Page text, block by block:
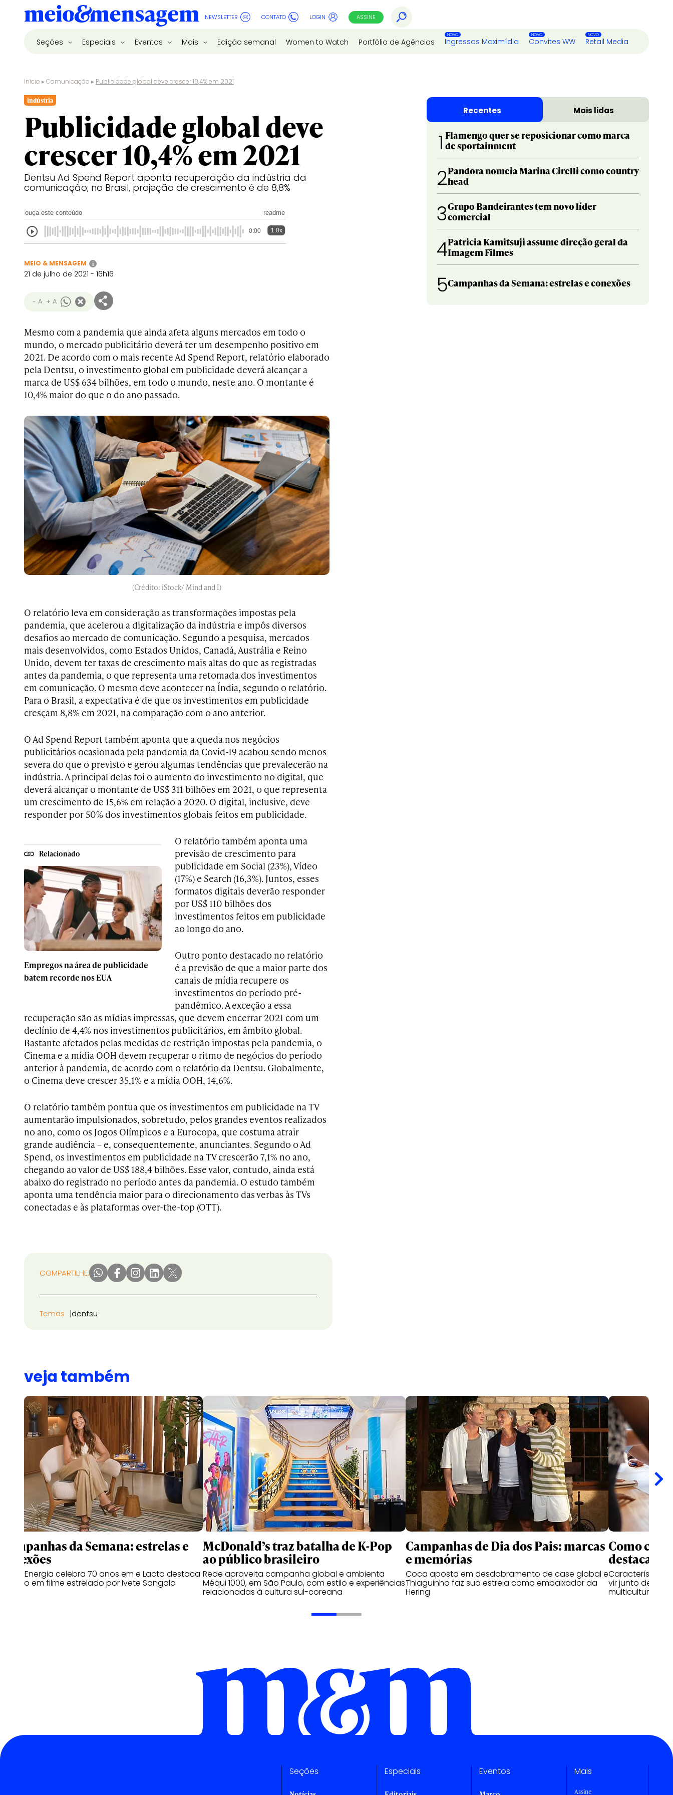
NEWSLETTER CONTATO LOGIN ASSINE
Seções Especiais Eventos Mais Edição semanal Women to Watch Portfólio de Agências Ingressos Maximídia Convites WW Retail Media
Início ▸Comunicação ▸ Publicidade global deve crescer 10,4% em 2021
indústria
Publicidade global deve
crescer 10,4% em 2021
Dentsu Ad Spend Report aponta recuperação da indústria da
comunicação; no Brasil, projeção de crescimento é de 8,8%
ouça este conteúdo readme
0:00 1.0x
MEIO & MENSAGEM i
21 de julho de 2021 - 16h16
- A + A
Mesmo com a pandemia que ainda afeta alguns mercados em todo o
mundo, o mercado publicitário deverá ter um desempenho positivo em
2021. De acordo com o mais recente Ad Spend Report, relatório elaborado
pela Dentsu, o investimento global em publicidade deverá alcançar a
marca de US$ 634 bilhões, em todo o mundo, neste ano. O montante é
10,4% maior do que o do ano passado.
(Crédito: iStock/ Mind and I)
O relatório leva em consideração as transformações impostas pela
pandemia, que acelerou a digitalização da indústria e impôs diversos
desafios ao mercado de comunicação. Segundo a pesquisa, mercados
mais desenvolvidos, como Estados Unidos, Canadá, Austrália e Reino
Unido, devem ter taxas de crescimento mais altas do que as registradas
antes da pandemia, o que representa uma retomada dos investimentos
em comunicação. O mesmo deve acontecer na Índia, segundo o relatório.
Para o Brasil, a expectativa é de que os investimentos em publicidade
cresçam 8,8% em 2021, na comparação com o ano anterior.
O Ad Spend Report também aponta que a queda nos negócios
publicitários ocasionada pela pandemia da Covid-19 acabou sendo menos
severa do que o previsto e gerou algumas tendências que prevalecerão na
indústria. A principal delas foi o aumento do investimento no digital, que
deverá alcançar o montante de US$ 311 bilhões em 2021, o que representa
um crescimento de 15,6% em relação a 2020. O digital, inclusive, deve
responder por 50% dos investimentos globais feitos em publicidade.
Relacionado
Empregos na área de publicidade
batem recorde nos EUA
O relatório também aponta uma
previsão de crescimento para
publicidade em Social (23%), Vídeo
(17%) e Search (16,3%). Juntos, esses
formatos digitais deverão responder
por US$ 110 bilhões dos
investimentos feitos em publicidade
ao longo do ano.
Outro ponto destacado no relatório
é a previsão de que a maior parte dos
canais de mídia recupere os
investimentos do período pré-
pandêmico. A exceção a essa
recuperação são as mídias impressas, que devem encerrar 2021 com um
declínio de 4,4% nos investimentos publicitários, em âmbito global.
Bastante afetados pelas medidas de restrição impostas pela pandemia, o
Cinema e a mídia OOH devem recuperar o ritmo de negócios do período
anterior à pandemia, de acordo com o relatório da Dentsu. Globalmente,
o Cinema deve crescer 35,1% e a mídia OOH, 14,6%.
O relatório também pontua que os investimentos em publicidade na TV
aumentarão impulsionados, sobretudo, pelos grandes eventos realizados
no ano, como os Jogos Olímpicos e a Eurocopa, que costuma atrair
grande audiência – e, consequentemente, anunciantes. Segundo o Ad
Spend, os investimentos em publicidade na TV crescerão 7,1% no ano,
chegando ao valor de US$ 188,4 bilhões. Esse valor, contudo, ainda está
abaixo do registrado no período antes da pandemia. O estudo também
aponta uma tendência maior para o direcionamento das verbas às TVs
conectadas e às plataformas over-the-top (OTT).
COMPARTILHE:
Temas dentsu
Recentes Mais lidas
1 Flamengo quer se reposicionar como marca
de sportainment
2Pandora nomeia Marina Cirelli como country
head
3Grupo Bandeirantes tem novo líder
comercial
4Patricia Kamitsuji assume direção geral da
Imagem Filmes
5Campanhas da Semana: estrelas e conexões
veja também
Campanhas da Semana: estrelas e
conexões
Copa Energia celebra 70 anos em e Lacta destaca
o afeto em filme estrelado por Ivete Sangalo
McDonald’s traz batalha de K-Pop
ao público brasileiro
Rede aproveita campanha global e ambienta
Méqui 1000, em São Paulo, com estilo e experiências
relacionadas à cultura sul-coreana
Campanhas de Dia dos Pais: marcas
e memórias
Coca aposta em desdobramento de case global e
Thiaguinho faz sua estreia como embaixador da
Hering
Como
destacam
Características
vir junto de
multiculturais
Seções Especiais Eventos Mais
Assine